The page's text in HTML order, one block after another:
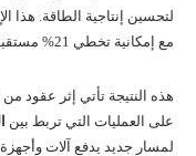
مع إمكانية تخطي 21% مستقبلاً.
هذه النتيجة تأتي إثر عقود
على العمليات التي تربط بين
لمسار جديد يدفع آلات